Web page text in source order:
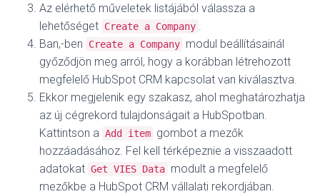
Az elérhető műveletek listájából válassza a
lehetőséget Create a Company .
Ban,-ben
Create a Company modul beállításainál
győződjön meg arról, hogy a korábban létrehozott
megfelelő HubSpot CRM kapcsolat van kiválasztva.
Ekkor megjelenik egy szakasz, ahol meghatározhatja
az új cégrekord tulajdonságait a HubSpotban.
Kattintson a Add item gombot a mezők
hozzáadásához. Fel kell térképeznie a visszaadott
adatokat Get VIES Data modult a megfelelő
mezőkbe a HubSpot CRM vállalati rekordjában.